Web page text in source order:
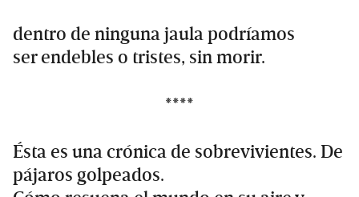
dentro de ninguna jaula podríamos
ser endebles o tristes, sin morir.
****
Ésta es una crónica de sobrevivientes. De
pájaros golpeados.